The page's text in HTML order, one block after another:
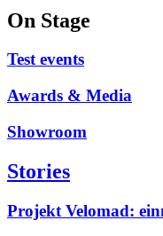
On Stage
Test events
Awards & Media
Showroom
Stories
Projekt Velomad: